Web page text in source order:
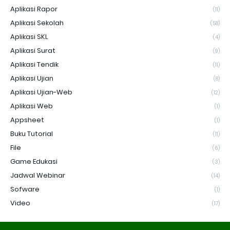
Aplikasi Rapor (11)
Aplikasi Sekolah (58)
Aplikasi SKL (4)
Aplikasi Surat (9)
Aplikasi Tendik (11)
Aplikasi Ujian (8)
Aplikasi Ujian-Web (12)
Aplikasi Web (1)
Appsheet (1)
Buku Tutorial (11)
File (6)
Game Edukasi (3)
Jadwal Webinar (14)
Sofware (1)
Video (17)